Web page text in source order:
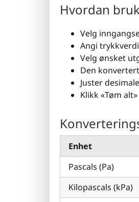
Hvordan
Velg
Angi
Velg ønsket
Den
Juster
Klikk «Tøm
Enhet
Pascals (Pa)
Kilopascals (kPa)